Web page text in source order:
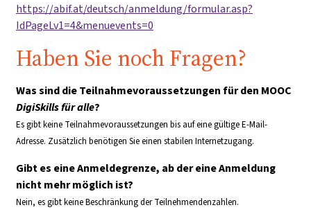
https://abif.at/deutsch/anmeldung/formular.asp?
IdPageLv1=4&menuevents=0
Haben Sie noch Fragen?
Was sind die Teilnahmevoraussetzungen für den MOOC
DigiSkills für alle?
Es gibt keine Teilnahmevoraussetzungen bis auf eine gültige E-Mail-
Adresse. Zusätzlich benötigen Sie einen stabilen Internetzugang.
Gibt es eine Anmeldegrenze, ab der eine Anmeldung
nicht mehr möglich ist?
Nein, es gibt keine Beschränkung der Teilnehmendenzahlen.